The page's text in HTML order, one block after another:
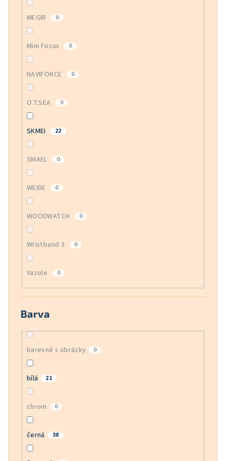
MEGIR 0
Mini Focus 0
NAVIFORCE 0
O.T.SEA 0
SKMEI 22
SMAEL 0
WEIDE 0
WOODWATCH 0
Wristband 3 0
Yazole 0
Barva
barevné s obrázky 0
bílá 21
chrom 0
černá 38